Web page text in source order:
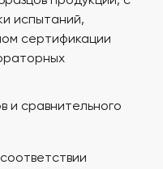
испытаний,
сертификации
и сравнительного